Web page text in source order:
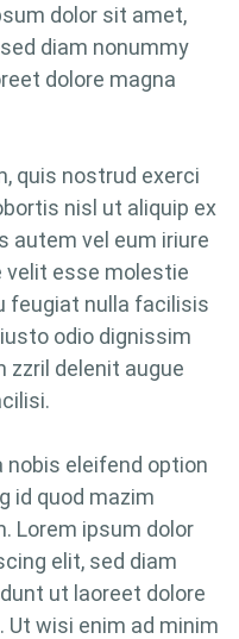
dolor sit amet,
diam nonummy
dolore magna
quis nostrud exerci
nisl ut aliquip ex
autem vel eum iriure
velit esse molestie
feugiat nulla facilisis
odio dignissim
zzril delenit augue
eleifend option
id quod mazim
Lorem ipsum dolor
elit, sed diam
ut laoreet dolore
wisi enim ad minim